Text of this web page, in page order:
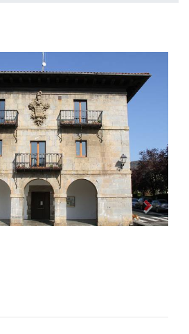
Next